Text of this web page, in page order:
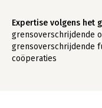
Expertise volgens het
grensoverschrijdende
grensoverschrijdende
coöperaties